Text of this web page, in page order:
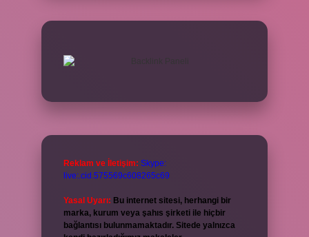
Reklam ve İletişim: Skype:
live:.cid.575569c608265c69
Yasal Uyarı: Bu internet sitesi, herhangi bir
marka, kurum veya şahıs şirketi ile hiçbir
bağlantısı bulunmamaktadır. Sitede yalnızca